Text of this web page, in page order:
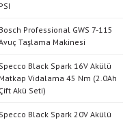
PSI
Bosch Professional GWS 7-115
Taşlama Makinesi
Specco Black Spark 16V Akülü
Matkap Vidalama 45 Nm (2.0Ah
Çift Akü Seti)
Specco Black Spark 20V Akülü